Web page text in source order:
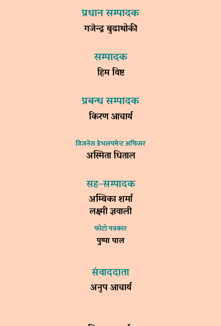
प्रधान सम्पादक
गजेन्द्र बुढाथोकी
सम्पादक
हिम विष्ट
प्रबन्ध सम्पादक
किरण आचार्य
विजनेस डेभलपमेन्ट अफिसर
अस्मिता धिताल
सह–सम्पादक
अम्बिका शर्मा
लक्ष्मी ज्ञवाली
फोटो पत्रकार
पुष्पा पाल
संवाददाता
अनुप आचार्य